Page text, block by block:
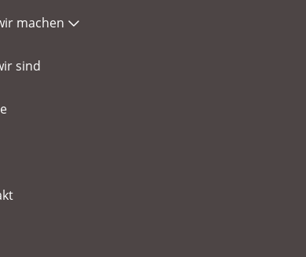
machen
sind